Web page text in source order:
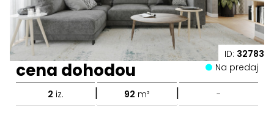
ID: 32783
cena dohodou Na predaj
2 iz. | 92 m² | -